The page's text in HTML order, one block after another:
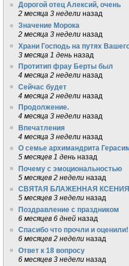
Дорогой отец Алексий, очень
2 месяца 3 недели назад
Значение Морока
2 месяца 3 недели назад
Храни Господь на путях
3 месяца 1 день назад
Протитип фрау Берты был
4 месяца 2 недели назад
Сейчас будет
4 месяца 2 недели назад
Продолжение.
4 месяца 3 недели назад
Впечатления
4 месяца 3 недели назад
О семье архимандрита
5 месяцев 1 день назад
Почему с эмоциональностью
5 месяцев 2 недели назад
СВЯТАЯ БЛАЖЕННАЯ КСЕНИЯ
5 месяцев 3 недели назад
Поздравление с праздником
6 месяцев 6 дней назад
Спасибо что прочли и оценили!
6 месяцев 2 недели назад
Ответ к 18 вопросу
6 месяцев 3 недели назад